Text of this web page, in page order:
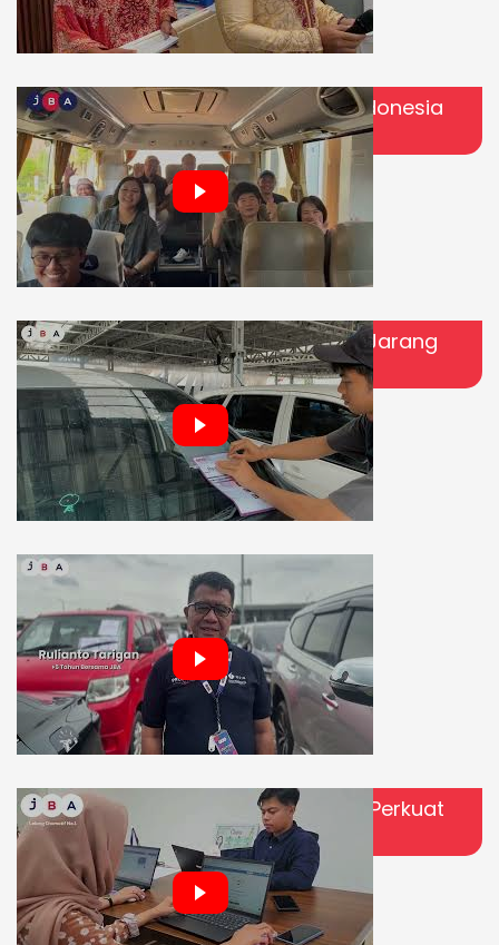
Reward Spesial! Top Buyer JBA Indonesia
Terbang ke Bangkok
Di Balik Lelang Mobil: Proses yang Jarang
Orang Lihat
Prosesnya Jelas, Hasilnya Puas!
Lebih Aman dan Transparan! JBA Perkuat
Sistem dengan ISO 27001:2022